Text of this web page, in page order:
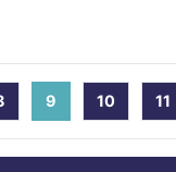
9 (current)
10 11